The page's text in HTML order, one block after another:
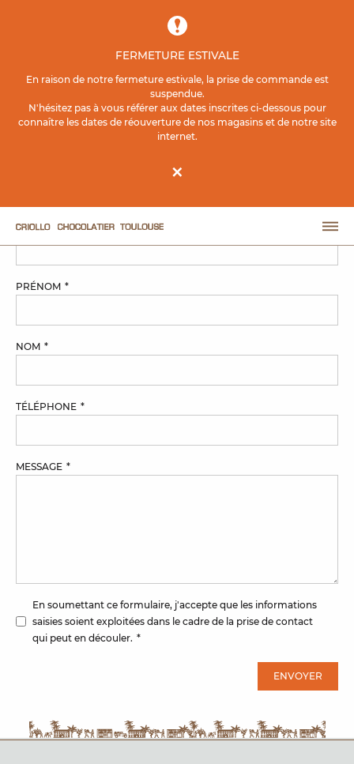
FERMETURE ESTIVALE
En raison de notre fermeture estivale, la prise de commande est
suspendue.
N'hésitez pas à vous référer aux dates inscrites ci-dessous pour
connaître les dates de réouverture de nos magasins et de notre site
internet.
×
CRIOLLO
Nous contacter
Utilisez le formulaire de contact ci-dessous pour nous envoyer un
E-MAIL
PRÉNOM
NOM
TÉLÉPHONE
MESSAGE
En soumettant ce formulaire, j'accepte que les informations
saisies soient exploitées dans le cadre de la prise de contact
qui peut en découler.
ENVOYER